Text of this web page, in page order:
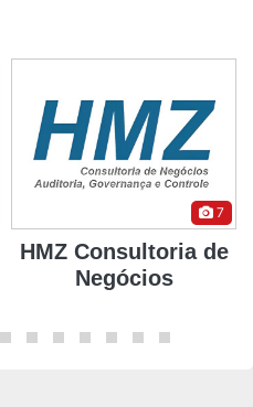
7
HMZ Consultoria de
Negócios